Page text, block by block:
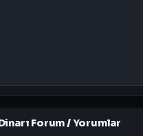
Forum / Yorumlar